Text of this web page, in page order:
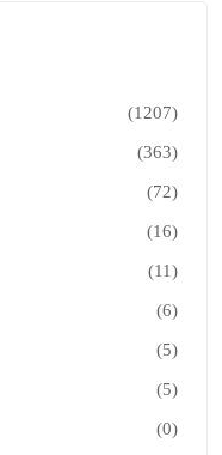
(1207)
(363)
(72)
(16)
(11)
(6)
(5)
(5)
(0)